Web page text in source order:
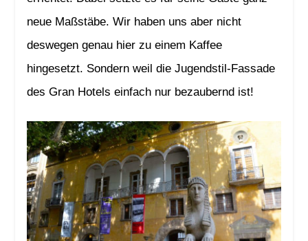
neue Maßstäbe. Wir haben uns aber nicht
deswegen genau hier zu einem Kaffee
hingesetzt. Sondern weil die Jugendstil-Fassade
des Gran Hotels einfach nur bezaubernd ist!